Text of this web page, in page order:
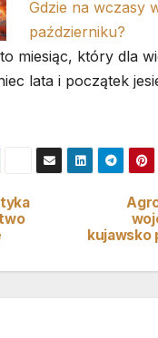
Gdzie na wczasy
październiku?
miesiąc, który dla
lata i początek
kujawsko